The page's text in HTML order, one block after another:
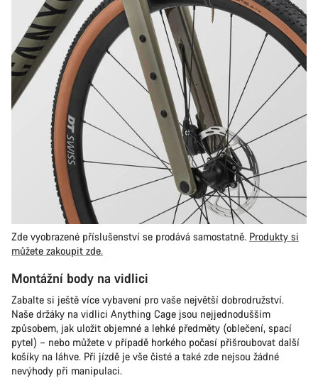
Zde vyobrazené příslušenství se prodává samostatně. Produkty si
můžete zakoupit zde.
Montážní body na vidlici
Zabalte si ještě více vybavení pro vaše největší dobrodružství.
Naše držáky na vidlici Anything Cage jsou nejjednodušším
způsobem, jak uložit objemné a lehké předměty (oblečení, spací
pytel) – nebo můžete v případě horkého počasí přišroubovat další
košíky na láhve. Při jízdě je vše čisté a také zde nejsou žádné
nevýhody při manipulaci.